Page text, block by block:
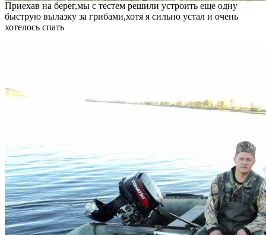
Приехав на берег,мы с тестем решили устроить еще одну
быструю вылазку за грибами,хотя я сильно устал и очень
хотелось спать